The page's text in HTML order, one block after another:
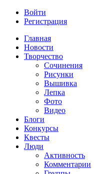
Войти
Регистрация
Главная
Новости
Творчество
Сочинения
Рисунки
Вышивка
Лепка
Фото
Видео
Блоги
Конкурсы
Квесты
Люди
Активность
Комментарии